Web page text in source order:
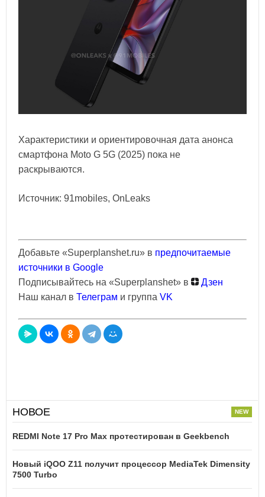
Характеристики и ориентировочная дата анонса
смартфона Moto G 5G (2025) пока не
раскрываются.
Источник: 91mobiles, OnLeaks
Добавьте «Superplanshet.ru» в предпочитаемые
источники в Google
Подписывайтесь на «Superplanshet» в
Дзен
Наш канал в Телеграм и группа VK
НОВОЕ
REDMI Note 17 Pro Max протестирован в Geekbench
Новый iQOO Z11 получит процессор MediaTek Dimensity
7500 Turbo